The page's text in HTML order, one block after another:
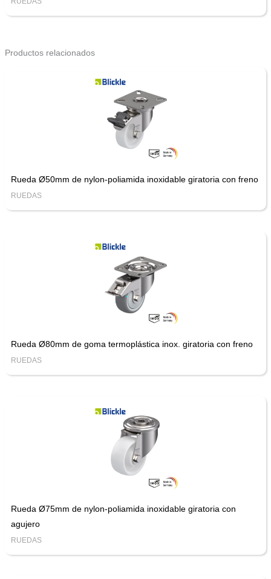
Productos relacionados
Rueda Ø50mm de nylon-poliamida inoxidable giratoria con freno
RUEDAS
Rueda Ø80mm de goma termoplástica inox. giratoria con freno
RUEDAS
Rueda Ø75mm de nylon-poliamida inoxidable giratoria con
agujero
RUEDAS